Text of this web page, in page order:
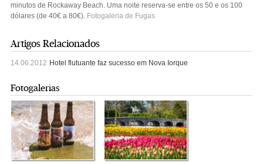
minutos de Rockaway Beach. Uma noite reserva-se entre os 50 e os 100
dólares (de 40€ a 80€). Fotogaleria de Fugas
Artigos Relacionados
14.06.2012 Hotel flutuante faz sucesso em Nova Iorque
Fotogalerias